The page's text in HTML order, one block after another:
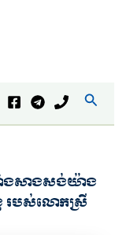
ាំងសាងសង់យ៉ាង
របស់លោកស្រី